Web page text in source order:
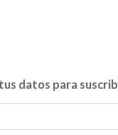
datos para